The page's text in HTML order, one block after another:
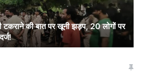
टकराने की बात पर खूनी झड़प, 20 लोगों पर